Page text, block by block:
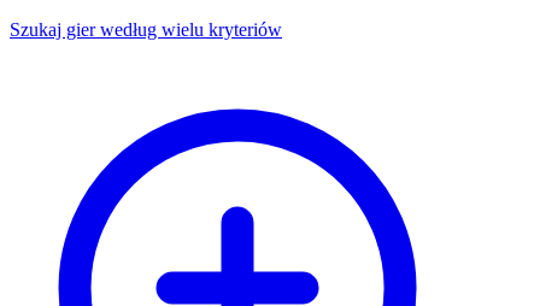
Szukaj gier według wielu kryteriów